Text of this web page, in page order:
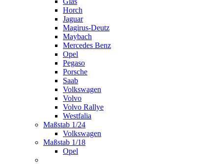
Horch
Jaguar
Magirus-Deutz
Maybach
Mercedes Benz
Opel
Pegaso
Porsche
Saab
Volkswagen
Volvo
Volvo Rallye
Westfalia
Maßstab 1/24
Volkswagen
Maßstab 1/18
Opel